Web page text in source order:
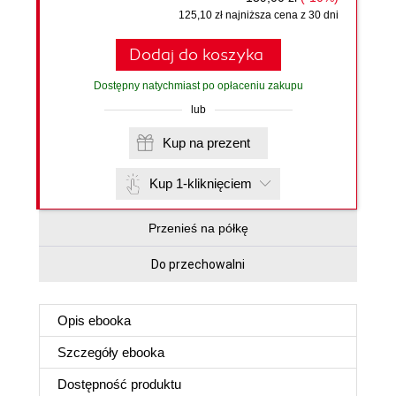
125,10 zł najniższa cena z 30 dni
Dodaj do koszyka
Dostępny natychmiast po opłaceniu zakupu
lub
Kup na prezent
Kup 1-kliknięciem
Przenieś na półkę
Do przechowalni
Opis ebooka
Szczegóły ebooka
Dostępność produktu